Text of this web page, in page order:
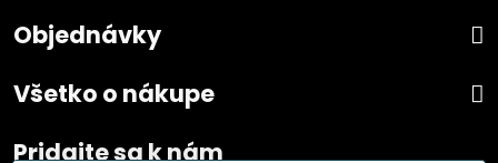
Objednávky
Všetko o nákupe
Pridajte sa k nám